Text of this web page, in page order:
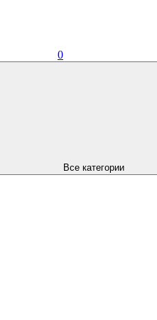
0
Все категории